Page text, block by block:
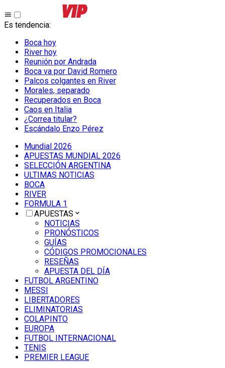
Es tendencia:
Boca hoy
River hoy
Reunión por Andrada
Boca va por David Romero
Palcos colgantes en River
Morales, separado
Recuperados en Boca
Caos en Italia
¿Correa titular?
Escándalo Enzo Pérez
Mundial 2026
APUESTAS MUNDIAL 2026
SELECCIÓN ARGENTINA
ULTIMAS NOTICIAS
BOCA
RIVER
FORMULA 1
APUESTAS
NOTICIAS
PRONÓSTICOS
GUÍAS
CÓDIGOS PROMOCIONALES
RESEÑAS
APUESTA DEL DÍA
FUTBOL ARGENTINO
MESSI
LIBERTADORES
ELIMINATORIAS
COLAPINTO
EUROPA
FUTBOL INTERNACIONAL
TENIS
PREMIER LEAGUE